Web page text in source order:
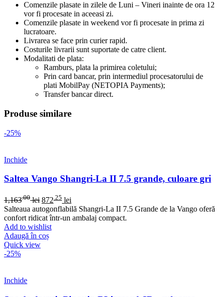
Comenzile plasate in zilele de Luni – Vineri inainte de ora 12
vor fi procesate in aceeasi zi.
Comenzile plasate in weekend vor fi procesate in prima zi
lucratoare.
Livrarea se face prin curier rapid.
Costurile livrarii sunt suportate de catre client.
Modalitati de plata:
Ramburs, plata la primirea coletului;
Prin card bancar, prin intermediul procesatorului de
plati MobilPay (NETOPIA Payments);
Transfer bancar direct.
Produse similare
-25%
Inchide
Saltea Vango Shangri-La II 7.5 grande, culoare gri
1,163.00 lei 872.25 lei
Salteaua autogonflabilă Shangri-La II 7.5 Grande de la Vango oferă
confort ridicat într-un ambalaj compact.
Add to wishlist
Adaugă în coș
Quick view
-25%
Inchide